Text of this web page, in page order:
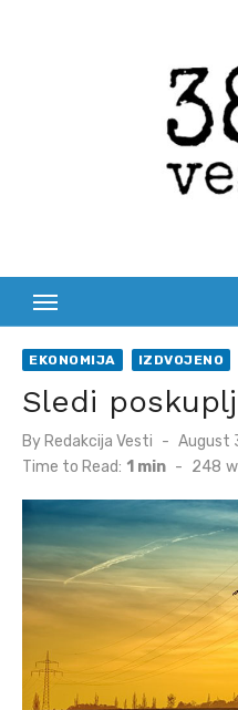
EKONOMIJA IZDVOJENO
Sledi
By Redakcija Vesti
Posted
on
August
Time to Read: 1 min - 248